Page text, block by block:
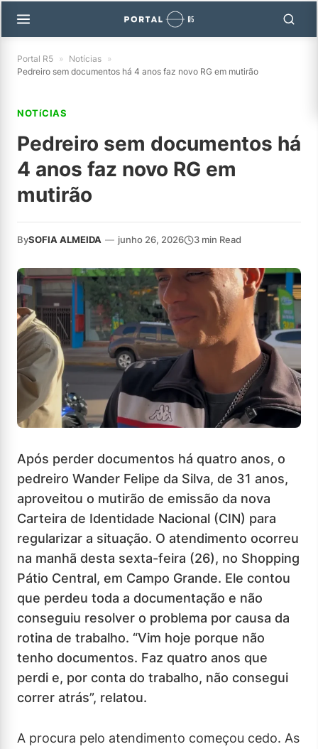
Portal R5 » Notícias »
Pedreiro sem documentos há 4 anos faz novo RG em mutirão
NOTíCIAS
Pedreiro sem documentos há
4 anos faz novo RG em
mutirão
BySOFIA ALMEIDA — junho 26, 2026 3 min Read
Após perder documentos há quatro anos, o
pedreiro Wander Felipe da Silva, de 31 anos,
aproveitou o mutirão de emissão da nova
Carteira de Identidade Nacional (CIN) para
regularizar a situação. O atendimento ocorreu
na manhã desta sexta-feira (26), no Shopping
Pátio Central, em Campo Grande. Ele contou
que perdeu toda a documentação e não
conseguiu resolver o problema por causa da
rotina de trabalho. “Vim hoje porque não
tenho documentos. Faz quatro anos que
perdi e, por conta do trabalho, não consegui
correr atrás”, relatou.
A procura pelo atendimento começou cedo. As